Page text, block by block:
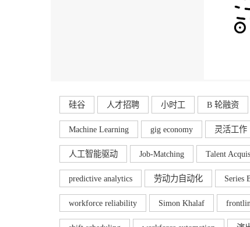
硅谷 人才招聘 小时工 B 轮融资
Machine Learning gig economy 灵活工作
人工智能驱动 Job-Matching Talent
predictive analytics 劳动力自动化 Series
workforce reliability Simon Khalaf